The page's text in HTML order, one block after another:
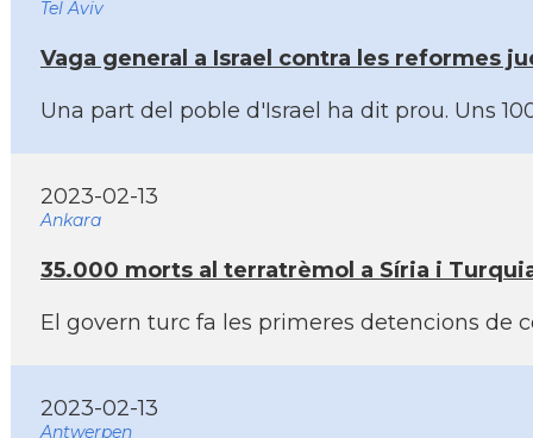
Tel Aviv
Vaga general a Israel contra les reformes
Una part del poble d'Israel ha dit prou. Uns
2023-02-13
Ankara
35.000 morts al terratrèmol a Sí­ria i
El govern turc fa les primeres detencions de
2023-02-13
Antwerpen